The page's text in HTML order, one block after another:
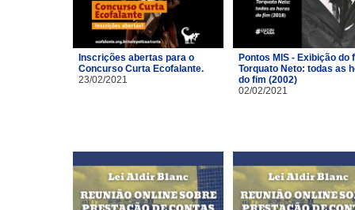
Inscrições abertas para o
Concurso Curta Ecofalante.
23/02/2021
Pontos MIS - Exibição do
Torquato Neto: todas as
do fim (2002)
02/02/2021